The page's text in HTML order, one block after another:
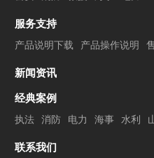
服务支持
产品说明下载 产品操作说明
新闻资讯
经典案例
执法 消防 电力 海事 水利
联系我们